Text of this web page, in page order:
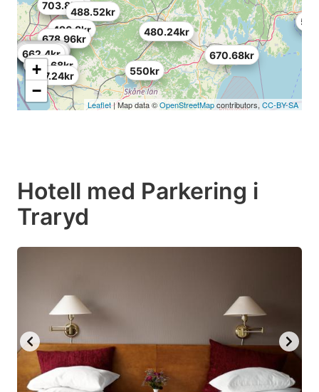
322.92kr
347.76kr
480.24kr
480.24kr
488.52kr
496.8kr
550kr
587.88kr
587.88kr
596.16kr
623kr
645.84kr
662.4kr
670.68kr
670.68kr
678.96kr
687.24kr
703.8kr
+
−
Leaflet| Map data ©OpenStreetMapcontributors, CC-BY-SA
Hotell med Parkering i
Traryd